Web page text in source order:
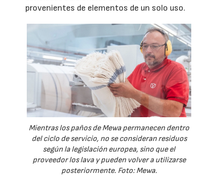
provenientes de elementos de un solo uso.
Mientras los paños de Mewa permanecen dentro
del ciclo de servicio, no se consideran residuos
según la legislación europea, sino que el
proveedor los lava y pueden volver a utilizarse
posteriormente. Foto: Mewa.